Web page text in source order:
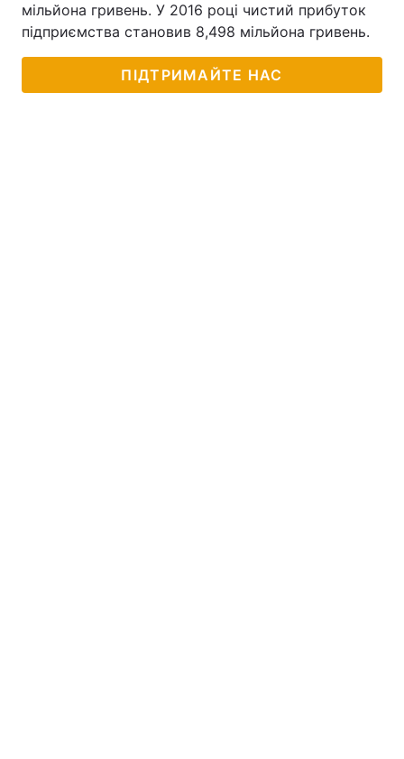
мільйона гривень. У 2016 році чистий прибуток
підприємства становив 8,498 мільйона гривень.
ПІДТРИМАЙТЕ НАС